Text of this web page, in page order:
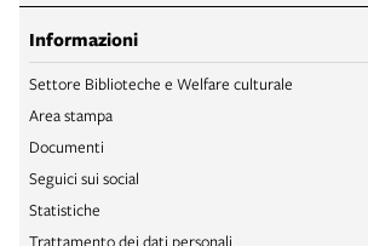
Informazioni
Settore Biblioteche e Welfare culturale
Area stampa
Documenti
Seguici sui social
Statistiche
Trattamento dei dati personali